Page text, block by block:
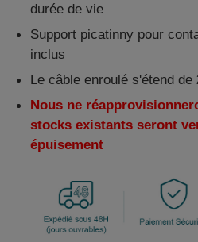
durée de vie
Support picatinny pour
inclus
Le câble enroulé s'étend de
Nous ne
stocks existants seront
épuisement